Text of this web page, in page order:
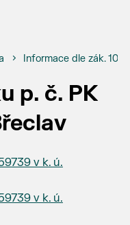
Informace dle zák.
p. č. PK
v k. ú.
v k. ú.